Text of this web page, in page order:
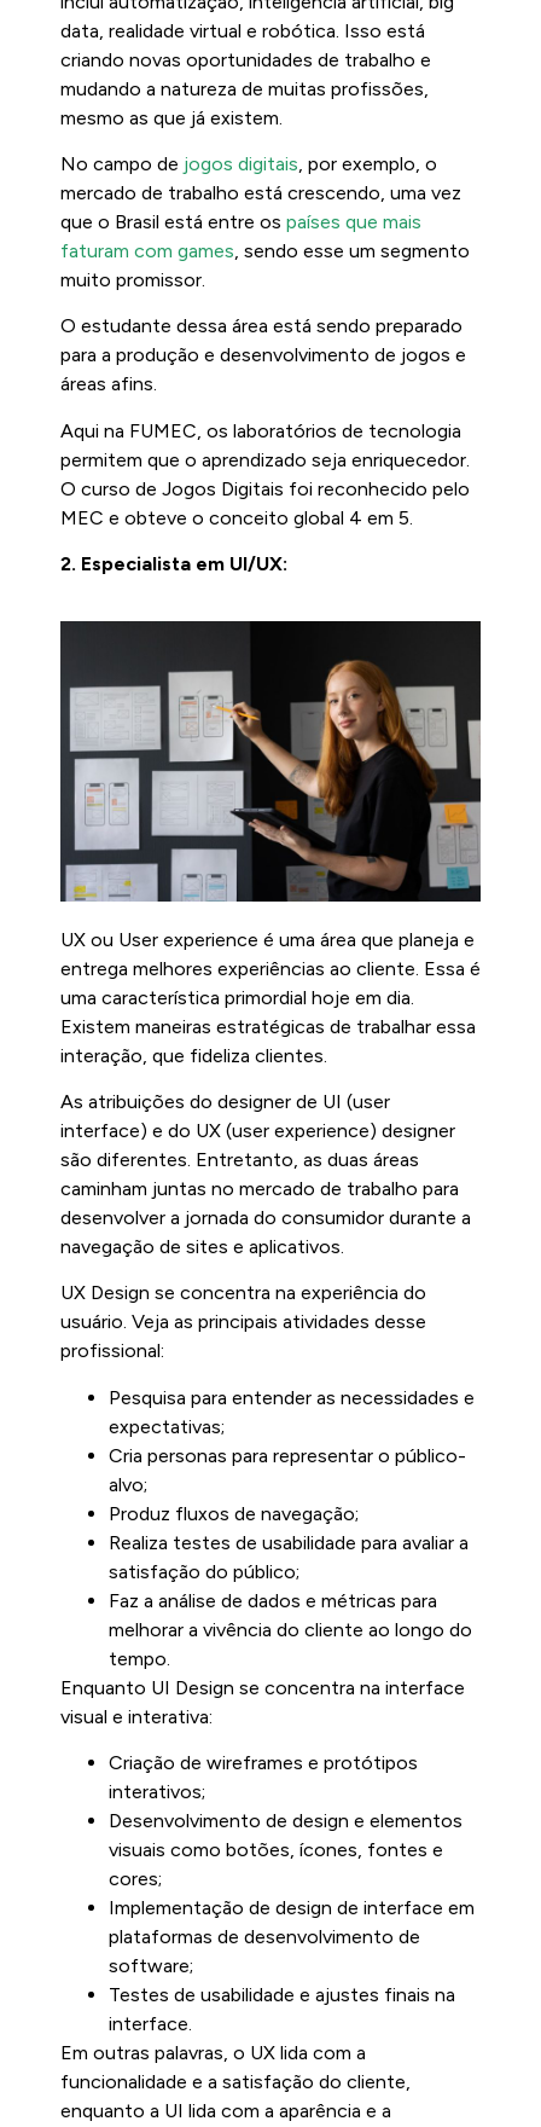
data, realidade virtual e robótica. Isso está
criando novas oportunidades de trabalho e
mudando a natureza de muitas profissões,
mesmo as que já existem.
No campo de jogos digitais, por exemplo, o
mercado de trabalho está crescendo, uma vez
que o Brasil está entre os países que mais
faturam com games, sendo esse um segmento
muito promissor.
O estudante dessa área está sendo preparado
para a produção e desenvolvimento de jogos e
áreas afins.
Aqui na FUMEC, os laboratórios de tecnologia
permitem que o aprendizado seja enriquecedor.
O curso de Jogos Digitais foi reconhecido pelo
MEC e obteve o conceito global 4 em 5.
2. Especialista em UI/UX:
UX ou User experience é uma área que planeja e
entrega melhores experiências ao cliente. Essa é
uma característica primordial hoje em dia.
Existem maneiras estratégicas de trabalhar essa
interação, que fideliza clientes.
As atribuições do designer de UI (user
interface) e do UX (user experience) designer
são diferentes. Entretanto, as duas áreas
caminham juntas no mercado de trabalho para
desenvolver a jornada do consumidor durante a
navegação de sites e aplicativos.
UX Design se concentra na experiência do
usuário. Veja as principais atividades desse
profissional:
Pesquisa para entender as necessidades e
expectativas;
Cria personas para representar o público-
alvo;
Produz fluxos de navegação;
Realiza testes de usabilidade para avaliar a
satisfação do público;
Faz a análise de dados e métricas para
melhorar a vivência do cliente ao longo do
tempo.
Enquanto UI Design se concentra na interface
visual e interativa:
Criação de wireframes e protótipos
interativos;
Desenvolvimento de design e elementos
visuais como botões, ícones, fontes e
cores;
Implementação de design de interface em
plataformas de desenvolvimento de
software;
Testes de usabilidade e ajustes finais na
interface.
Em outras palavras, o UX lida com a
funcionalidade e a satisfação do cliente,
enquanto a UI lida com a aparência e a